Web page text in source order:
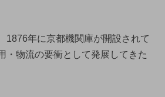
1876年に京都機関庫が開設されて
・物流の要衝として発展してきた